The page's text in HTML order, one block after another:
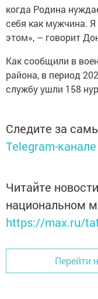
когда Родина
себя как мужчина.
этом», – говорит
Как сообщили в
района, в период
службу ушли 158
Следите за
Telegram-канале
Читайте
национальном
https://max.ru/
Перейти